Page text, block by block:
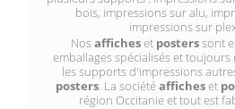
bois, impressions sur alu,
impressions sur
Nosafficheset posterssont
emballages spécialisés et
les supports d'impressions
posters. La sociétéafficheset
région Occitanie et tout est